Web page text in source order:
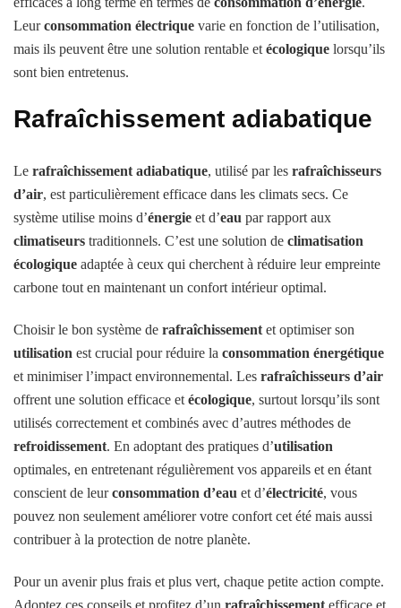
Leurconsommation électrique varie en fonction de l’utilisation,
mais ils peuvent être une solution rentable et écologique lorsqu’ils
sont bien entretenus.
Rafraîchissement adiabatique
Le rafraîchissement adiabatique, utilisé par les rafraîchisseurs
d’air, est particulièrement efficace dans les climats secs. Ce
système utilise moins d’énergie et d’eau par rapport aux
climatiseurs traditionnels. C’est une solution de climatisation
écologique adaptée à ceux qui cherchent à réduire leur empreinte
carbone tout en maintenant un confort intérieur optimal.
Choisir le bon système de rafraîchissement et optimiser son
utilisation est crucial pour réduire la consommation énergétique
et minimiser l’impact environnemental. Les rafraîchisseurs d’air
offrent une solution efficace et écologique, surtout lorsqu’ils sont
utilisés correctement et combinés avec d’autres méthodes de
refroidissement. En adoptant des pratiques d’utilisation
optimales, en entretenant régulièrement vos appareils et en étant
conscient de leurconsommation d’eau et d’électricité, vous
pouvez non seulement améliorer votre confort cet été mais aussi
contribuer à la protection de notre planète.
Pour un avenir plus frais et plus vert, chaque petite action compte.